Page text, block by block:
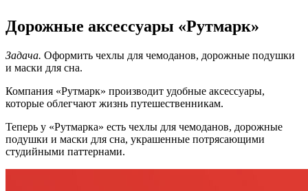
Дорожные аксессуары «Рутмарк»
Задача. Оформить чехлы для чемоданов, дорожные подушки
и маски для сна.
Компания «Рутмарк» производит удобные аксессуары,
которые облегчают жизнь путешественникам.
Теперь у «Рутмарка» есть чехлы для чемоданов, дорожные
подушки и маски для сна, украшенные потрясающими
студийными паттернами.